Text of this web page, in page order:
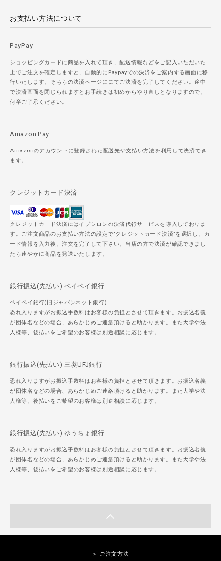
お支払い方法について
PayPay
ショッピングカードに商品を入れて頂き、配送情報などをご記入いただいた
上でご注文を確定しますと、自動的にPaypayでの決済をご案内する画面に移
行いたします。そちらの決済ページににてご決済を完了してください。途中
で決済画面を閉じられますとお手続きは初めからやり直しとなりますので、
何卒ご了承ください。
Amazon Pay
Amazonのアカウントに登録された配送先や支払い方法を利用して決済でき
ます。
クレジットカード決済
クレジットカード決済にはイプシロンの決済代行サービスを導入しておりま
す。ご注文商品のお支払い方法の設定で"クレジットカード決済"を選択し、カ
ード情報を入力後、注文を完了して下さい。当店の方で決済が確認できまし
たら速やかに商品を発送いたします。
銀行振込(先払い) ペイペイ銀行
ペイペイ銀行(旧ジャパンネット銀行)
恐れ入りますがお振込手数料はお客様の負担とさせて頂きます。お振込名義
が団体名などの場合、あらかじめご連絡頂けると助かります。また大学や法
人様等、後払いをご希望のお客様は別途相談に応じます。
銀行振込(先払い) 三菱UFJ銀行
恐れ入りますがお振込手数料はお客様の負担とさせて頂きます。お振込名義
が団体名などの場合、あらかじめご連絡頂けると助かります。また大学や法
人様等、後払いをご希望のお客様は別途相談に応じます。
銀行振込(先払い) ゆうちょ銀行
恐れ入りますがお振込手数料はお客様の負担とさせて頂きます。お振込名義
が団体名などの場合、あらかじめご連絡頂けると助かります。また大学や法
人様等、後払いをご希望のお客様は別途相談に応じます。
＞ ご注文方法